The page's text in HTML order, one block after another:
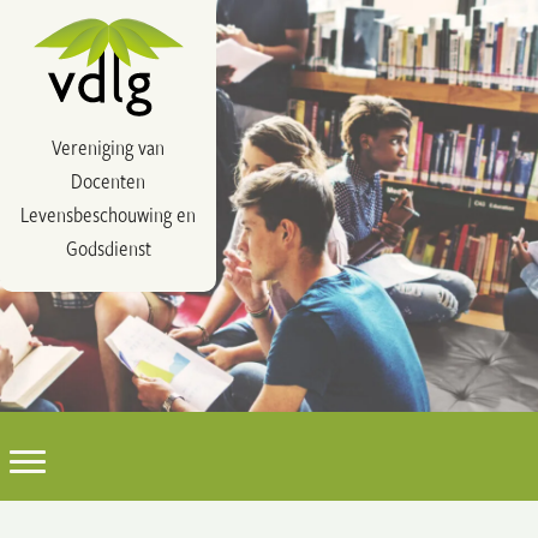
Vereniging van
Docenten
Levensbeschouwing en
Godsdienst